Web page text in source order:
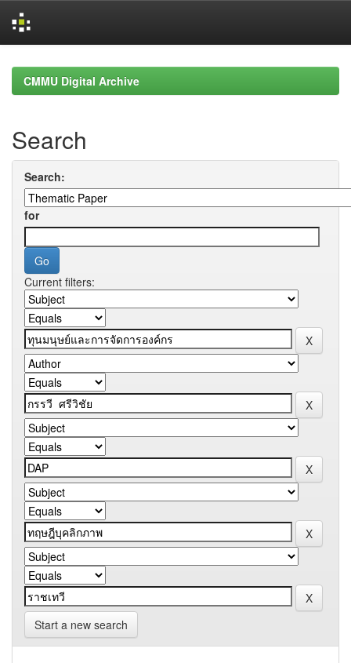
navigationCMMU Digital Archive
Search
Search:
for
Current filters:
Start a new search